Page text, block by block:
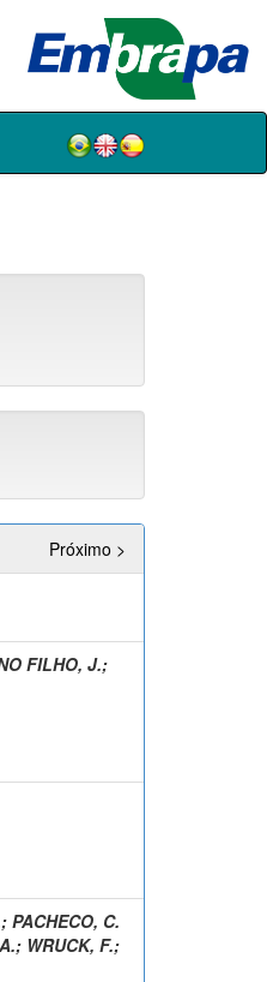
Próximo >
FILHO, J.;
; PACHECO, C.
; WRUCK, F.;